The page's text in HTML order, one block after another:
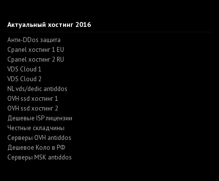
Актуальный хостинг 2016
Анти-DDos защита
Cpanel хостинг 1 EU
Cpanel хостинг 2 RU
VDS Cloud 1
VDS Cloud 2
NL vds/dedic antiddos
OVH ssd хостинг 1
OVH ssd хостинг 2
Дешевые ISP лицензии
Честные складчины
Серверы OVH antiddos
Дешевое Коло в РФ
Серверы MSK antiddos